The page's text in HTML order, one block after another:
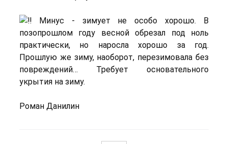
Минус - зимует не особо хорошо. В
позопрошлом году весной обрезал под ноль
практически, но наросла хорошо за год.
Прошлую же зиму, наоборот, перезимовала без
повреждений… Требует основательного
укрытия на зиму.
Роман Данилин